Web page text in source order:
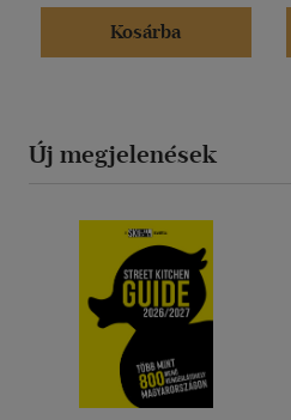
Kosárba
Új megjelenések